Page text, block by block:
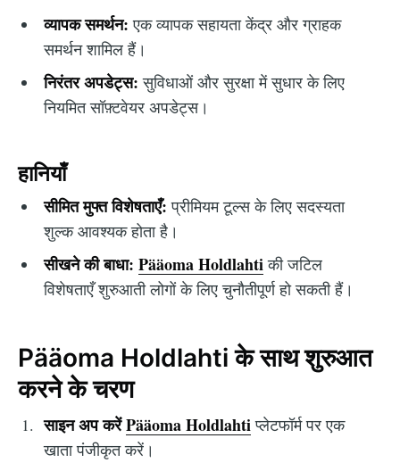
व्यापक समर्थन: एक व्यापक सहायता केंद्र और ग्राहक
समर्थन शामिल हैं।
निरंतर अपडेट्स: सुविधाओं और सुरक्षा में सुधार के लिए
नियमित सॉफ़्टवेयर अपडेट्स।
हानियाँ
सीमित मुफ्त विशेषताएँ: प्रीमियम टूल्स के लिए सदस्यता
शुल्क आवश्यक होता है।
सीखने की बाधा: Pääoma Holdlahtiकी जटिल
विशेषताएँ शुरुआती लोगों के लिए चुनौतीपूर्ण हो सकती हैं।
Pääoma Holdlahti के साथ शुरुआत
करने के चरण
साइन अप करें Pääoma Holdlahtiप्लेटफॉर्म पर एक
खाता पंजीकृत करें।